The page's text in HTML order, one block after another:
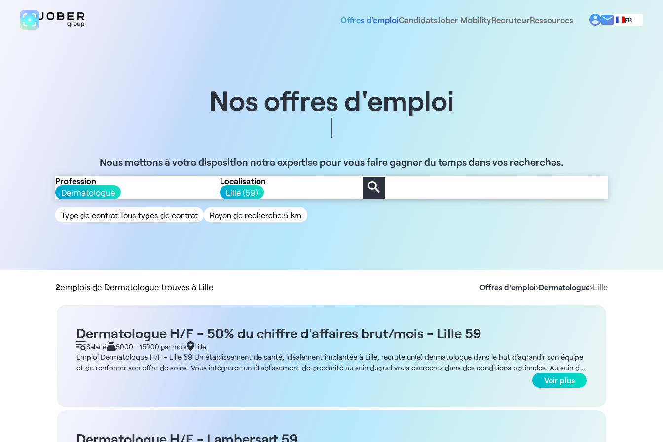
Offres d'emploiCandidatsJober MobilityRecruteurRessources
FR
Nos offres d'emploi
Nous mettons à votre disposition notre expertise pour vous faire gagner du temps dans vos recherches.
Profession
Dermatologue
Localisation
Lille (59)
Type de contrat:Tous types de contrat
Rachat de cabinet
Rayon de recherche:5 km
50 km
2emplois de Dermatologue trouvés à Lille Offres d'emploi›Dermatologue›Lille
Dermatologue H/F - 50% du chiffre d'affaires brut/mois - Lille 59
Salarié 5000 - 15000 par mois Lille
Emploi Dermatologue H/F - Lille 59 Un établissement de santé, idéalement implantée à Lille, recrute un(e) dermatologue dans le but d’agrandir son équipe
et de renforcer son offre de soins. Vous intégrerez un établissement de proximité au sein duquel vous exercerez dans des conditions optimales. Au sein de
cette structure réputée pour la qualité de son offre et de ses soins, vous aurez une rétrocession de 50% du chiffre d'affaires brut par mois. Vous intégrerez
une équipe pluridisciplinaire avec qui vous pourrez profiter d’un réel partage de connaissances. Ce centre met tout en œuvre pour le confort de ses
plein ou partiel - Rétrocession de 50% du CA brut/mois - Équipe pluridisciplinaire - Équipement moderne et de dernière génération - Travail assisté par une
temps plein ou partiel, dans différentes structures sur toute la France et correspondant à vos critères de recherche. Retrouvez des milliers d'offres de
Voir plus
Dermatologue H/F - Lambersart 59